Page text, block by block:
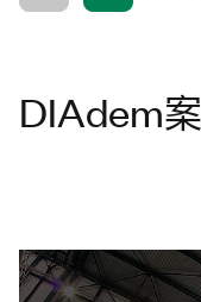
DIAdem